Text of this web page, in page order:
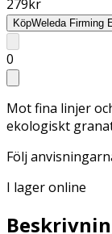
279kr
KöpWeleda Firming
0
Mot fina linjer
ekologiskt
Följ
I lager online